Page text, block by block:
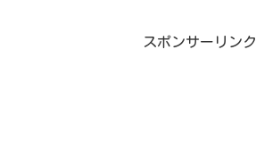
スポンサーリンク